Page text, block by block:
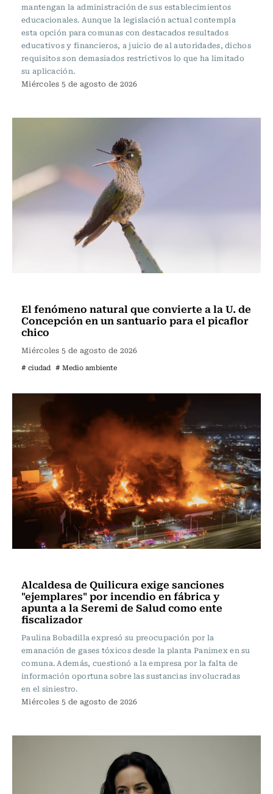
mantengan la administración de sus establecimientos
educacionales. Aunque la legislación actual contempla
esta opción para comunas con destacados resultados
educativos y financieros, a juicio de al autoridades, dichos
requisitos son demasiados restrictivos lo que ha limitado
su aplicación.
Miércoles 5 de agosto de 2026
El fenómeno natural que convierte a la U. de
Concepción en un santuario para el picaflor
chico
Miércoles 5 de agosto de 2026
# ciudad # Medio ambiente
Alcaldesa de Quilicura exige sanciones
"ejemplares" por incendio en fábrica y
apunta a la Seremi de Salud como ente
fiscalizador
Paulina Bobadilla expresó su preocupación por la
emanación de gases tóxicos desde la planta Panimex en su
comuna. Además, cuestionó a la empresa por la falta de
información oportuna sobre las sustancias involucradas
en el siniestro.
Miércoles 5 de agosto de 2026